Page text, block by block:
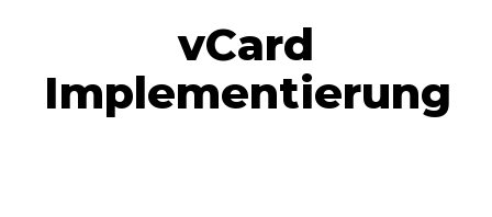
vCard
Implementierung